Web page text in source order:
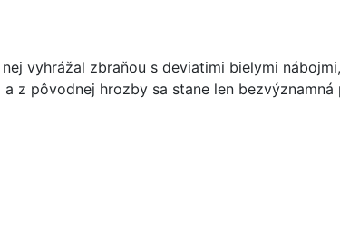
vyhrážal zbraňou s deviatimi bielymi
z pôvodnej hrozby sa stane len